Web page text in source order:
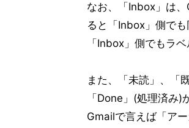
なお、「Inbox」は
ると「Inbox」側で
「Inbox」側でもラ
また、「未読」、「
「Done」(処理済み
Gmailで言えば「ア